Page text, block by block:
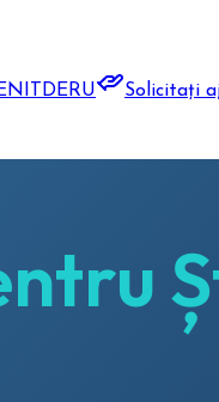
EN DERU Solicitați